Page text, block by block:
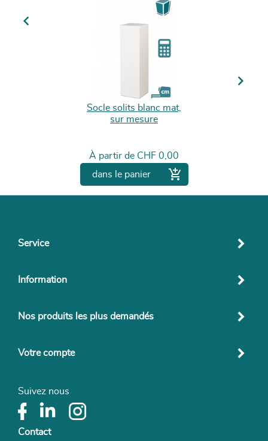
Previous
Socle solits blanc mat,
sur mesure
À partir de Prix
CHF 0,00
dans le panier

Next
Service
Information
Nos produits les plus demandés
Votre compte
Suivez nous
Contact